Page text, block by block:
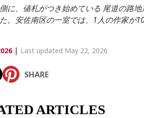
Culture
に、値札がつき始めている 尾道の路
。安佐南区の一室では、1人の作家が
| Last updated May 22, 2026
SHARE
ARTICLES